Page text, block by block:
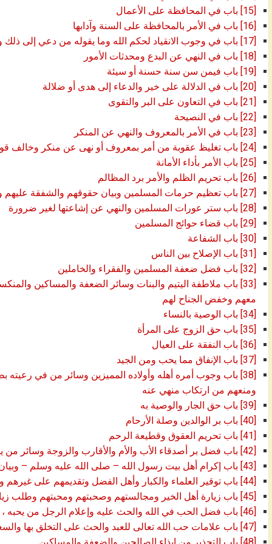
[15] باب في المحافظة على الأعمال
[16] باب في الأمر بالمحافظة على السنة وآدابها
[17] باب في وجوب الانقياد لحكم الله وما يقوله من دعي إلى ذلك وأمر بمعروف أو نهي عن منكر
[18] باب في النهي عن البدع ومحدثات الأمور
[19] باب فيمن سن سنة حسنة أو سيئة
[20] باب في الدلالة على خير والدعاء إلى هدى أو ضلالة
[21] باب في التعاون على البر والتقوى
[22] باب في النصيحة
[23] باب في الأمر بالمعروف والنهي عن المنكر
[24] باب تغليظ عقوبة من أمر بمعروف أو نهى عن منكر وخالف قوله فعله
[25] باب الأمر بأداء الأمانة
[26] باب تحريم الظلم والأمر برد المظالم
[27] باب تعظيم حرمات المسلمين وبيان حقوقهم والشفقة عليهم ورحمتهم
[28] باب ستر عورات المسلمين والنهي عن إشاعتها لغير ضرورة
[29] باب قضاء حوائج المسلمين
[30] باب الشفاعة
[31] باب الإصلاح بين الناس
[32] باب فضل ضعفة المسلمين والفقراء والخاملين
[33] باب ملاطفة اليتيم والبنات وسائر الضعفة والمساكين
معهم وخفض الجناح لهم
[34] باب الوصية بالنساء
[35] باب حق الزوج على المرأة
[36] باب النفقة على العيال
[37] باب الإنفاق مما يحب ومن الجيد
[38] باب وجوب أمره أهله وأولاده المميزين وسائر من في رعيته
ومنعهم من ارتكاب منهي عنه
[39] باب حق الجار والوصية به
[40] باب بر الوالدين وصلة الأرحام
[41] باب تحريم العقوق وقطيعة الرحم
[42] باب فضل بر أصدقاء الأب والأم والأقارب والزوجة وسائر من يندب إكرامه
[43] باب إكرام أهل بيت رسول الله – صلى الله عليه وسلم – وبيان فضلهم
[44] باب توقير العلماء والكبار وأهل الفضل وتقديمهم على غيرهم ورفع مجالسهم وإظهار مرتبتهم
[45] باب زيارة أهل الخير ومجالستهم وصحبتهم ومحبتهم وطلب زيارتهم والدعاء منهم وزيارة المواضع الفاضلة
[46] باب فضل الحب في الله والحث عليه وإعلام الرجل من يحبه ، أنه يحبه ، وماذا يقول له إذا أعلمه
[47] باب علامات حب الله تعالى للعبد والحث على التخلق بها والسعي في تحصيلها